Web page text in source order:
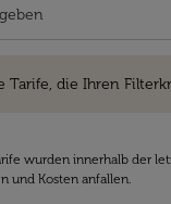
Tarife, die Ihren
wurden innerhalb der
und Kosten anfallen.